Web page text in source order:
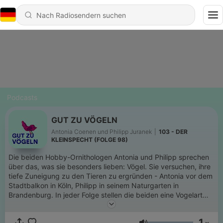
Podcasts
GUT ZU VÖGELN
Antonia Coenen und Philipp Juranek
103 - DER
KLEINSPECHT (FOLGE 98)
Die beiden Hobby-Ornithologen Antonia und Philipp sprechen
über das, was sie besonders lieben: Vögel. Sie versuchen, ihre
tiefe Zuneigung zu den Tieren zu ergründen - Antonia vor dem
Stadtbalkon in Köln, Philipp in seinem Naturgarten in
Brandenburg. In jeder Folge stellen die beiden eine Vogelart
vor - ihren Gesang, ihr Verhalten, ihren "Jizz" und die